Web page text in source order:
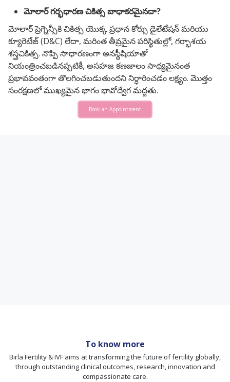
మోలార్ గర్భధారణ చికిత్స బాధాకరమైనదా?
మోలార్ ప్రెగ్నెన్సీకి చికిత్స యొక్క ప్రధాన కోర్సు డైలేటేషన్ మరియు
క్యూరెటేజ్ (D&C) లేదా, మరింత తీవ్రమైన పరిస్థితుల్లో, గర్భాశయ
శస్త్రచికిత్స. నొప్పి సాధారణంగా అనస్థీషియాతో
నియంత్రించబడినప్పటికీ, అసహజ కణజాలం సాధ్యమైనంత
ప్రభావవంతంగా తొలగించబడుతుందని నిర్ధారించడం లక్ష్యం. మొత్తం
సంరక్షణలో ముఖ్యమైన భాగం భావోద్వేగ మద్దతు.
Book an Appointment
To know more
Birla Fertility & IVF aims at transforming the future of fertility globally,
through outstanding clinical outcomes, research, innovation and
compassionate care.